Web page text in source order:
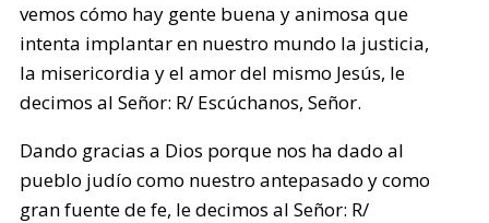
vemos cómo hay gente buena y animosa que
intenta implantar en nuestro mundo la justicia,
la misericordia y el amor del mismo Jesús, le
decimos al Señor: R/ Escúchanos, Señor.
Dando gracias a Dios porque nos ha dado al
pueblo judío como nuestro antepasado y como
gran fuente de fe, le decimos al Señor: R/